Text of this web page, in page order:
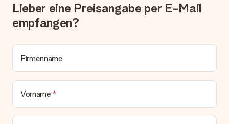
kontaktieren. Dort wird dir umgehend ein passender
Lösungsvorschlag unterbreitet.
Alle Lieferungen erfolgen ohne Rechnung und/oder
Lieferschein. Die Rechnung zu deiner Bestellung erhältst du
Geschenk also direkt beim Empfänger liefern lassen und es
bleibt eine echte Überraschung!
Lieber eine Preisangabe per E-Mail
empfangen?
Firmenname
Vorname